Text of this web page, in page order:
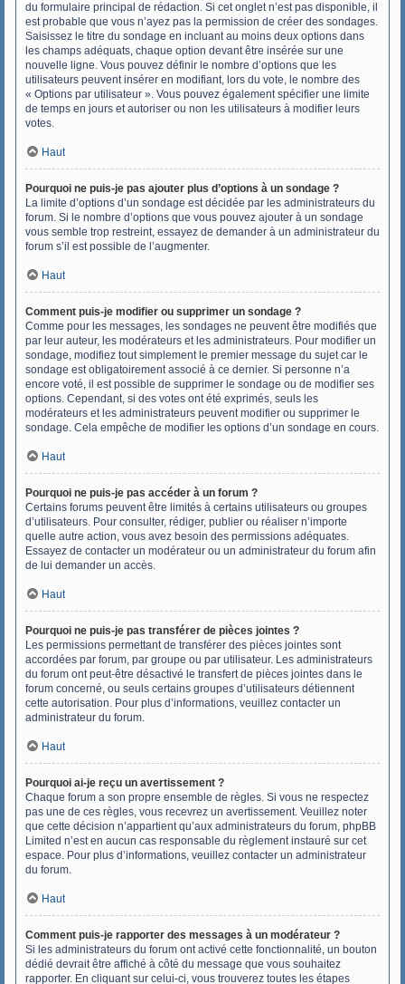
du formulaire principal de rédaction. Si cet onglet n’est pas disponible, il
est probable que vous n’ayez pas la permission de créer des sondages.
Saisissez le titre du sondage en incluant au moins deux options dans
les champs adéquats, chaque option devant être insérée sur une
nouvelle ligne. Vous pouvez définir le nombre d’options que les
utilisateurs peuvent insérer en modifiant, lors du vote, le nombre des
« Options par utilisateur ». Vous pouvez également spécifier une limite
de temps en jours et autoriser ou non les utilisateurs à modifier leurs
votes.
Haut
Pourquoi ne puis-je pas ajouter plus d’options à un sondage ?
La limite d’options d’un sondage est décidée par les administrateurs du
forum. Si le nombre d’options que vous pouvez ajouter à un sondage
vous semble trop restreint, essayez de demander à un administrateur du
forum s’il est possible de l’augmenter.
Haut
Comment puis-je modifier ou supprimer un sondage ?
Comme pour les messages, les sondages ne peuvent être modifiés que
par leur auteur, les modérateurs et les administrateurs. Pour modifier un
sondage, modifiez tout simplement le premier message du sujet car le
sondage est obligatoirement associé à ce dernier. Si personne n’a
encore voté, il est possible de supprimer le sondage ou de modifier ses
options. Cependant, si des votes ont été exprimés, seuls les
modérateurs et les administrateurs peuvent modifier ou supprimer le
sondage. Cela empêche de modifier les options d’un sondage en cours.
Haut
Pourquoi ne puis-je pas accéder à un forum ?
Certains forums peuvent être limités à certains utilisateurs ou groupes
d’utilisateurs. Pour consulter, rédiger, publier ou réaliser n’importe
quelle autre action, vous avez besoin des permissions adéquates.
Essayez de contacter un modérateur ou un administrateur du forum afin
de lui demander un accès.
Haut
Pourquoi ne puis-je pas transférer de pièces jointes ?
Les permissions permettant de transférer des pièces jointes sont
accordées par forum, par groupe ou par utilisateur. Les administrateurs
du forum ont peut-être désactivé le transfert de pièces jointes dans le
forum concerné, ou seuls certains groupes d’utilisateurs détiennent
cette autorisation. Pour plus d’informations, veuillez contacter un
administrateur du forum.
Haut
Pourquoi ai-je reçu un avertissement ?
Chaque forum a son propre ensemble de règles. Si vous ne respectez
pas une de ces règles, vous recevrez un avertissement. Veuillez noter
que cette décision n’appartient qu’aux administrateurs du forum, phpBB
Limited n’est en aucun cas responsable du règlement instauré sur cet
espace. Pour plus d’informations, veuillez contacter un administrateur
du forum.
Haut
Comment puis-je rapporter des messages à un modérateur ?
Si les administrateurs du forum ont activé cette fonctionnalité, un bouton
dédié devrait être affiché à côté du message que vous souhaitez
rapporter. En cliquant sur celui-ci, vous trouverez toutes les étapes